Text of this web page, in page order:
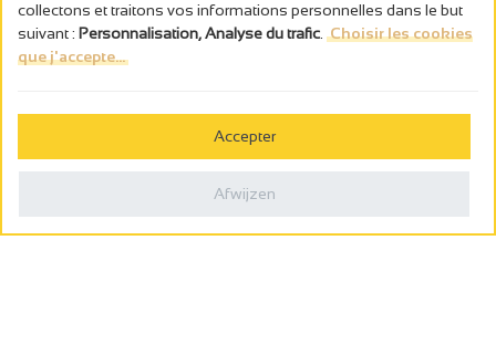
L’abus d’alcool est dangereux pour la santé, à consommer avec
Politique de confidentialité
collectons et traitons vos informations personnelles dans le but
suivant : Personnalisation, Analyse du trafic Choisir les cookies
que j'accepte...
Accepter
Afwijzen